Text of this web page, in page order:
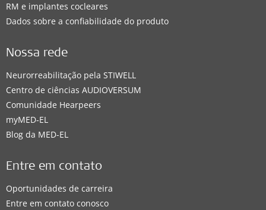
RM e implantes cocleares
Dados sobre a confiabilidade do produto
Nossa rede
Neurorreabilitação pela STIWELL
Centro de ciências AUDIOVERSUM
Comunidade Hearpeers
myMED‑EL
Blog da MED-EL
Entre em contato
Oportunidades de carreira
Entre em contato conosco